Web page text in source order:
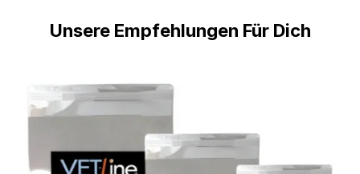
Unsere Empfehlungen Für Dich